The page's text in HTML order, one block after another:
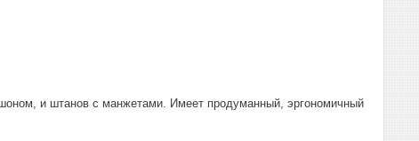
и штанов с манжетами. Имеет продуманный, эргономичный